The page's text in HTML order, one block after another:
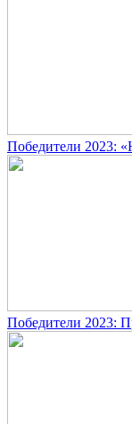
Победители 2023:
Победители 2023: